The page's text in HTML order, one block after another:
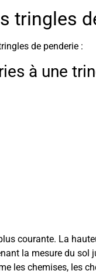
tringles
de penderie :
à une
courante. La
la mesure du
les chemises, les